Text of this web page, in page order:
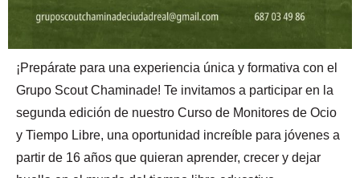
¡Prepárate para una experiencia única y formativa con el
Grupo Scout Chaminade! Te invitamos a participar en la
segunda edición de nuestro Curso de Monitores de Ocio
y Tiempo Libre, una oportunidad increíble para jóvenes a
partir de 16 años que quieran aprender, crecer y dejar